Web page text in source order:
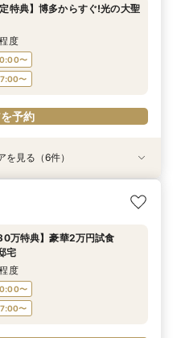
予約
予約
〜
予約
〜
予約
〜
予約
特典】博多からすぐ!光の大聖
度
〜
〜
予約
典付】試食×最大130万円優
〜
〜
予約
★】在宅&スマホでOK！オン
〜
予約
大歓迎】最短90分×見積もり相
〜
予約
約◎／フレンチ試食＆直前予約
〜
〜
予約
宅で残す大切な一日！期間限
〜
〜
予約
待★ドレス試着】光の大聖堂
〜
〜
予約
を見る（6件）
万特典】豪華2万円試食
宅
度
〜
〜